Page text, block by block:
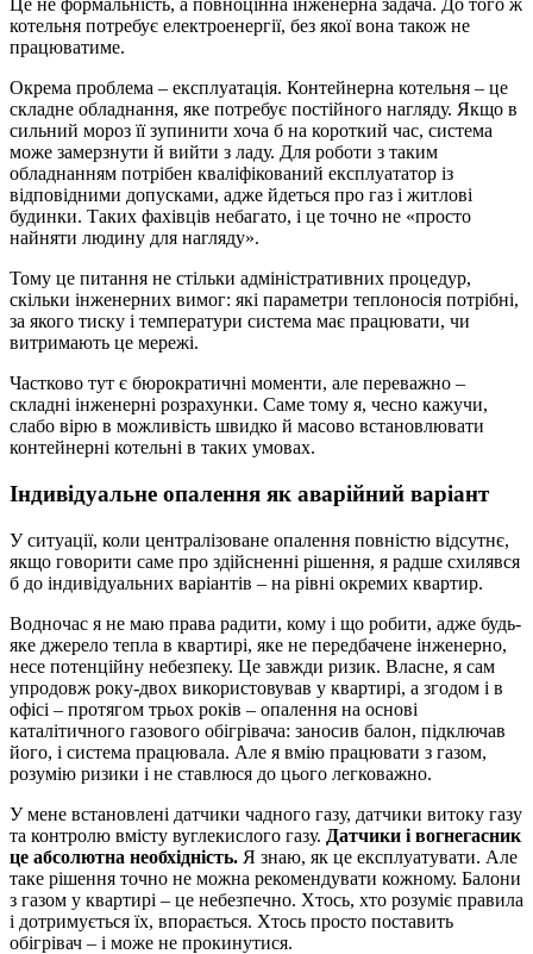
Це не формальність, а повноцінна інженерна задача. До того ж
котельня потребує електроенергії, без якої вона також не
працюватиме.
Окрема проблема – експлуатація. Контейнерна котельня – це
складне обладнання, яке потребує постійного нагляду. Якщо в
сильний мороз її зупинити хоча б на короткий час, система
може замерзнути й вийти з ладу. Для роботи з таким
обладнанням потрібен кваліфікований експлуататор із
відповідними допусками, адже йдеться про газ і житлові
будинки. Таких фахівців небагато, і це точно не «просто
найняти людину для нагляду».
Тому це питання не стільки адміністративних процедур,
скільки інженерних вимог: які параметри теплоносія потрібні,
за якого тиску і температури система має працювати, чи
витримають це мережі.
Частково тут є бюрократичні моменти, але переважно –
складні інженерні розрахунки. Саме тому я, чесно кажучи,
слабо вірю в можливість швидко й масово встановлювати
контейнерні котельні в таких умовах.
Індивідуальне опалення як аварійний варіант
У ситуації, коли централізоване опалення повністю відсутнє,
якщо говорити саме про здійсненні рішення, я радше схилявся
б до індивідуальних варіантів – на рівні окремих квартир.
Водночас я не маю права радити, кому і що робити, адже будь-
яке джерело тепла в квартирі, яке не передбачене інженерно,
несе потенційну небезпеку. Це завжди ризик. Власне, я сам
упродовж року-двох використовував у квартирі, а згодом і в
офісі – протягом трьох років – опалення на основі
каталітичного газового обігрівача: заносив балон, підключав
його, і система працювала. Але я вмію працювати з газом,
розумію ризики і не ставлюся до цього легковажно.
У мене встановлені датчики чадного газу, датчики витоку газу
та контролю вмісту вуглекислого газу. Датчики і вогнегасник
це абсолютна необхідність. Я знаю, як це експлуатувати. Але
таке рішення точно не можна рекомендувати кожному. Балони
з газом у квартирі – це небезпечно. Хтось, хто розуміє правила
і дотримується їх, впорається. Хтось просто поставить
обігрівач – і може не прокинутися.